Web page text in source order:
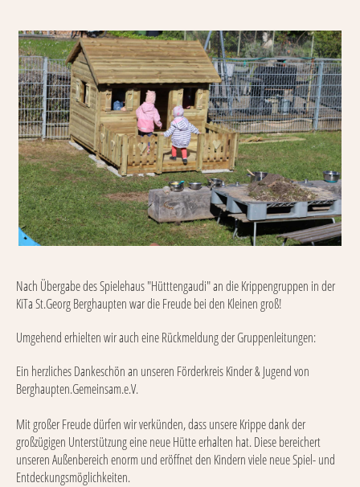
Nach Übergabe des Spielehaus "Hütttengaudi" an die Krippengruppen in der
KiTa St.Georg Berghaupten war die Freude bei den Kleinen groß!
Umgehend erhielten wir auch eine Rückmeldung der Gruppenleitungen:
Ein herzliches Dankeschön an unseren Förderkreis Kinder & Jugend von
Berghaupten.Gemeinsam.e.V.
Mit großer Freude dürfen wir verkünden, dass unsere Krippe dank der
großzügigen Unterstützung eine neue Hütte erhalten hat. Diese bereichert
unseren Außenbereich enorm und eröffnet den Kindern viele neue Spiel- und
Entdeckungsmöglichkeiten.